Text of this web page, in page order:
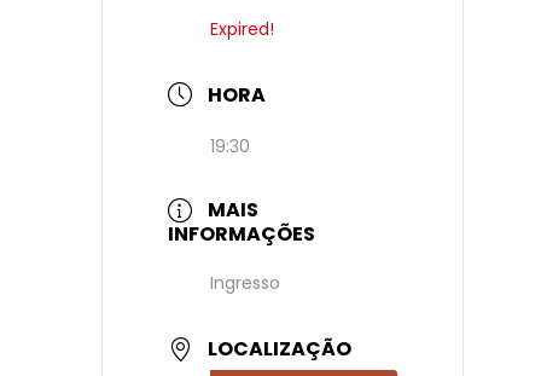
Expired!
HORA
19:30
MAIS
INFORMAÇÕES
Ingresso
LOCALIZAÇÃO